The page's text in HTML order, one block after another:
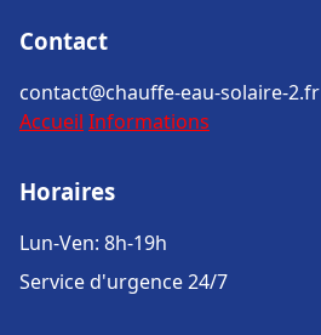
Contact
contact@chauffe-eau-solaire-2.fr
Accueil Informations
Horaires
Lun-Ven: 8h-19h
Service d'urgence 24/7